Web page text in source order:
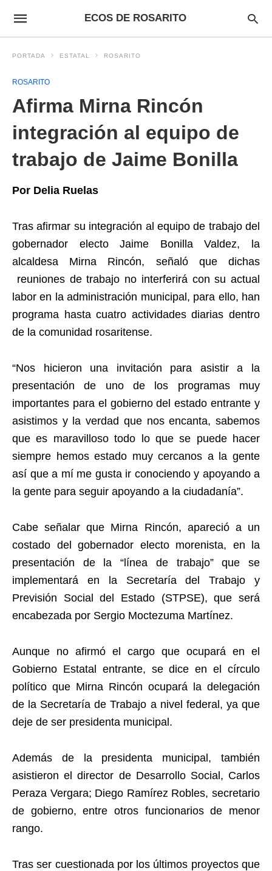
ECOS DE ROSARITO
PORTADA ESTATAL ROSARITO
ROSARITO
Afirma Mirna Rincón
integración al equipo de
trabajo de Jaime Bonilla
Por Delia Ruelas
Tras afirmar su integración al equipo de trabajo del
gobernador electo Jaime Bonilla Valdez, la
alcaldesa Mirna Rincón, señaló que dichas
reuniones de trabajo no interferirá con su actual
labor en la administración municipal, para ello, han
programa hasta cuatro actividades diarias dentro
de la comunidad rosaritense.
“Nos hicieron una invitación para asistir a la
presentación de uno de los programas muy
importantes para el gobierno del estado entrante y
asistimos y la verdad que nos encanta, sabemos
que es maravilloso todo lo que se puede hacer
siempre hemos estado muy cercanos a la gente
así que a mí me gusta ir conociendo y apoyando a
la gente para seguir apoyando a la ciudadanía”.
Cabe señalar que Mirna Rincón, apareció a un
costado del gobernador electo morenista, en la
presentación de la “línea de trabajo” que se
implementará en la Secretaría del Trabajo y
Previsión Social del Estado (STPSE), que será
encabezada por Sergio Moctezuma Martínez.
Aunque no afirmó el cargo que ocupará en el
Gobierno Estatal entrante, se dice en el círculo
político que Mirna Rincón ocupará la delegación
de la Secretaría de Trabajo a nivel federal, ya que
deje de ser presidenta municipal.
Además de la presidenta municipal, también
asistieron el director de Desarrollo Social, Carlos
Peraza Vergara; Diego Ramírez Robles, secretario
de gobierno, entre otros funcionarios de menor
rango.
Tras ser cuestionada por los últimos proyectos que